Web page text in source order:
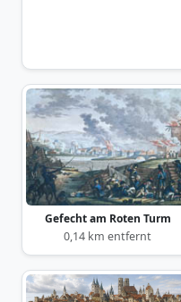
Gefecht am Roten Turm
0,14 km entfernt